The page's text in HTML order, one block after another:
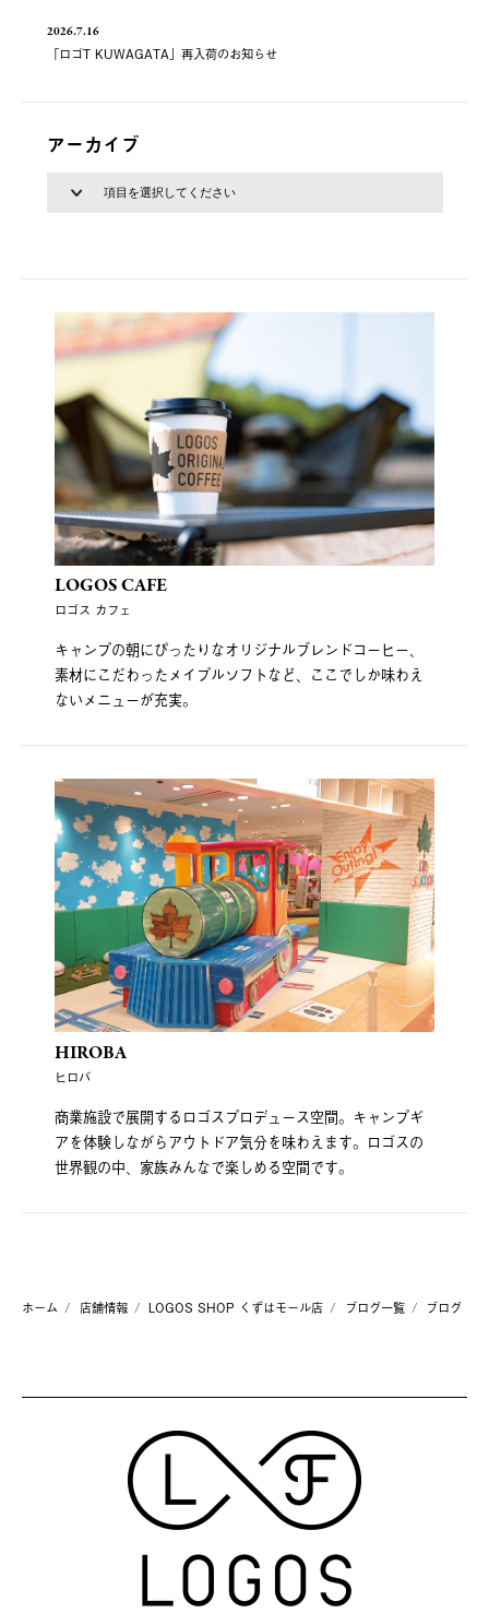
2026.7.16
「ロゴT KUWAGATA」再入荷のお知らせ
アーカイブ
LOGOS CAFE
ロゴス カフェ
キャンプの朝にぴったりなオリジナルブレンドコーヒー、
素材にこだわったメイプルソフトなど、ここでしか味わえ
ないメニューが充実。
HIROBA
ヒロバ
商業施設で展開するロゴスプロデュース空間。キャンプギ
アを体験しながらアウトドア気分を味わえます。ロゴスの
世界観の中、家族みんなで楽しめる空間です。
ホーム 店舗情報 LOGOS SHOP くずはモール店 ブログ一覧 ブログ